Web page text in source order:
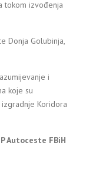
tokom izvođenja
Donja Golubinja,
i
koje su
Koridora
Autoceste FBiH